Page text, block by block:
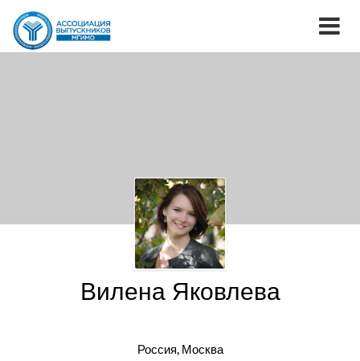
Вилена Яковлева
Россия, Москва